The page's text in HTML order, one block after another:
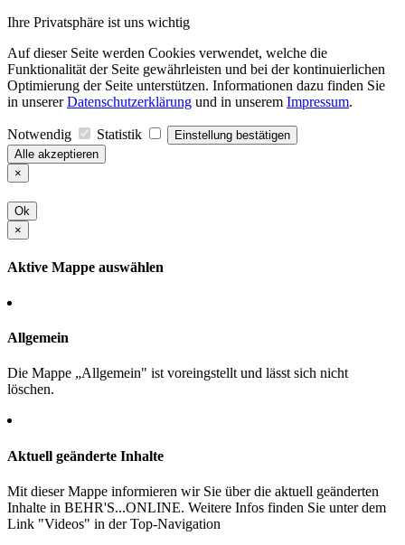
Ihre Privatsphäre ist uns wichtig
Auf dieser Seite werden Cookies verwendet, welche die
Funktionalität der Seite gewährleisten und bei der kontinuierlichen
Optimierung der Seite unterstützen. Informationen dazu finden Sie
in unsererDatenschutzerklärung und in unserem Impressum.
Notwendig Statistik
Einstellung bestätigen
Alle akzeptieren
×
Ok
×
Aktive Mappe auswählen
Allgemein
Die Mappe „Allgemein" ist voreingstellt und lässt sich nicht
löschen.
Aktuell geänderte Inhalte
Mit dieser Mappe informieren wir Sie über die aktuell geänderten
Inhalte in BEHR'S...ONLINE. Weitere Infos finden Sie unter dem
Link "Videos" in der Top-Navigation